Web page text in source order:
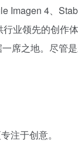
4、
业领先的创作
席之地。尽管
注于创意。